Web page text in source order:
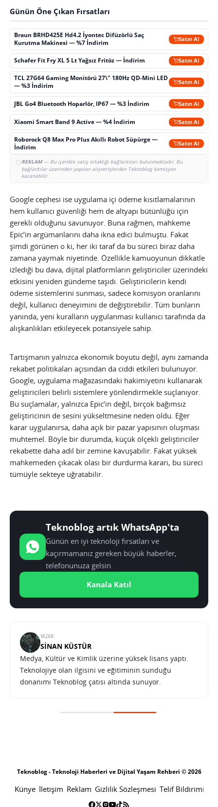
Günün Öne Çıkan Fırsatları
Braun BRHD425E Hd4.2 İyontec Difüzörlü Saç
Kurutma Makinesi — %7 İndirim
Satın Al
Schafer Fit Fry XL 5 Lt Yağsız Fritöz — İndirim Satın Al
TCL 27G64 Gaming Monitörü 27\" 180Hz QD-Mini LED
— %3 İndirim
Satın Al
JBL Go4 Bluetooth Hoparlör, IP67 — %3 İndirim Satın Al
Xiaomi Smart Band 9 Active — %4 İndirim Satın Al
Roborock Q8 Max Pro Plus Akıllı Robot Süpürge —
İndirim
Satın Al
REKLAM— Bu içerikte satış ortaklığı bağlantıları bulunmaktadır. Bu
bağlantılar üzerinden yapılan alışverişlerden Teknoblog komisyon
kazanabilir.
Google cephesi ise uygulama içi ödeme kısıtlamalarının
hem kullanıcı güvenliği hem de altyapı bütünlüğü için
gerekli olduğunu savunuyor. Buna rağmen, mahkeme
Epic’in argümanlarını daha ikna edici bulmuştu. Fakat
şimdi görünen o ki, her iki taraf da bu süreci biraz daha
zamana yaymak niyetinde. Özellikle kamuoyunun dikkatle
izlediği bu dava, dijital platformların geliştiriciler üzerindeki
etkisini yeniden gündeme taşıdı. Geliştiricilerin kendi
ödeme sistemlerini sunması, sadece komisyon oranlarını
değil, kullanıcı deneyimini de değiştirebilir. Tüm bunların
yanında, yeni kuralların uygulanması kullanıcı tarafında da
alışkanlıkları etkileyecek potansiyele sahip.
Tartışmanın yalnızca ekonomik boyutu değil, aynı zamanda
rekabet politikaları açısından da ciddi etkileri bulunuyor.
Google, uygulama mağazasındaki hakimiyetini kullanarak
geliştiricileri belirli sistemlere yönlendirmekle suçlanıyor.
Bu suçlamalar, yalnızca Epic’in değil, birçok bağımsız
geliştiricinin de sesini yükseltmesine neden oldu. Eğer
karar uygulanırsa, daha açık bir pazar yapısının oluşması
muhtemel. Böyle bir durumda, küçük ölçekli geliştiriciler
rekabette daha adil bir zemine kavuşabilir. Fakat yüksek
mahkemeden çıkacak olası bir durdurma kararı, bu süreci
tümüyle sekteye uğratabilir.
Teknoblog artık WhatsApp'ta
Günün en iyi teknoloji fırsatları ve
kaçırmamanız gereken büyük haberler,
telefonunuza gelsin.
Kanala Katıl
YAZAR:
SINAN KÜSTÜR
Medya, Kültür ve Kimlik üzerine yüksek lisans yaptı.
Teknolojiye olan ilgisini ve eğitiminin sunduğu
donanımı Teknoblog çatısı altında sunuyor.
Teknoblog - Teknoloji Haberleri ve Dijital Yaşam Rehberi © 2026
Künye İletişim Reklam Gizlilik Sözleşmesi Telif Bildirimi